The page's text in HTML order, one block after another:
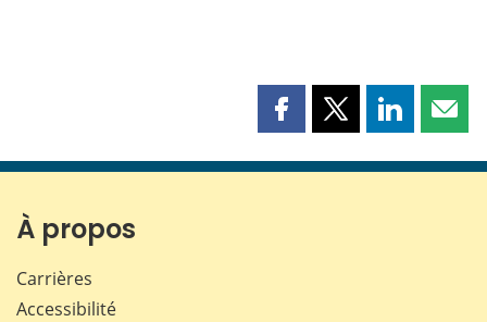
Partager
page
Partager
page
Partager
page page
À propos
Carrières
Accessibilité